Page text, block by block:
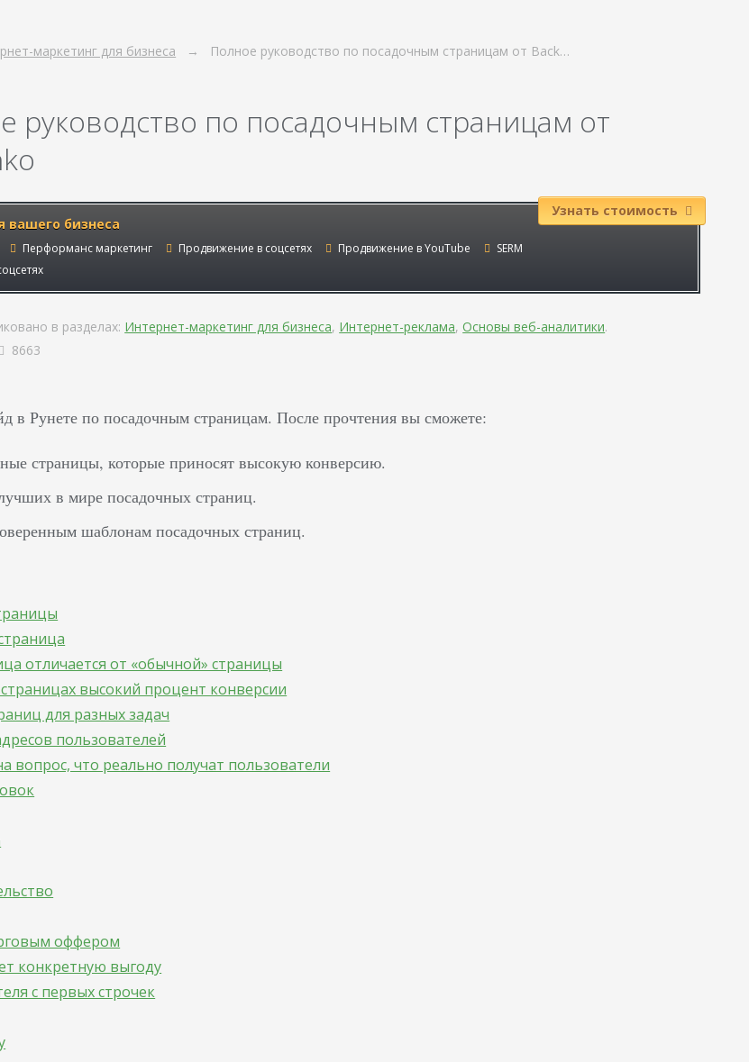
маркетинг для бизнеса Полное руководство по посадочным страницам от Back…
руководство по посадочным страницам от
вашего бизнеса
Перформанс маркетинг Продвижение в соцсетях Продвижение в YouTube
SERM
Узнать стоимость
в разделах: Интернет-маркетинг для бизнеса, Интернет-реклама,Основы веб-аналитики.
8663
в Рунете по посадочным страницам. После прочтения вы сможете:
страницы, которые приносят высокую конверсию.
в мире посадочных страниц.
шаблонам посадочных страниц.
отличается от «обычной» страницы
высокий процент конверсии
для разных задач
пользователей
вопрос, что реально получат пользователи
оффером
конкретную выгоду
с первых строчек